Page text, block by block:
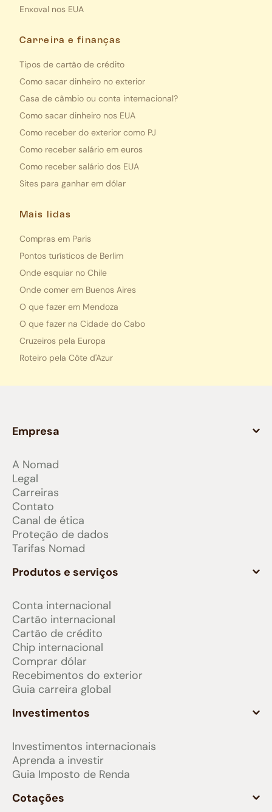
Enxoval nos EUA
Carreira e finanças
Tipos de cartão de crédito
Como sacar dinheiro no exterior
Casa de câmbio ou conta internacional?
Como sacar dinheiro nos EUA
Como receber do exterior como PJ
Como receber salário em euros
Como receber salário dos EUA
Sites para ganhar em dólar
Mais lidas
Compras em Paris
Pontos turísticos de Berlim
Onde esquiar no Chile
Onde comer em Buenos Aires
O que fazer em Mendoza
O que fazer na Cidade do Cabo
Cruzeiros pela Europa
Roteiro pela Côte d'Azur
Empresa
A Nomad
Legal
Carreiras
Contato
Canal de ética
Proteção de dados
Tarifas Nomad
Produtos e serviços
Conta internacional
Cartão internacional
Cartão de crédito
Chip internacional
Comprar dólar
Recebimentos do exterior
Guia carreira global
Investimentos
Investimentos internacionais
Aprenda a investir
Guia Imposto de Renda
Cotações